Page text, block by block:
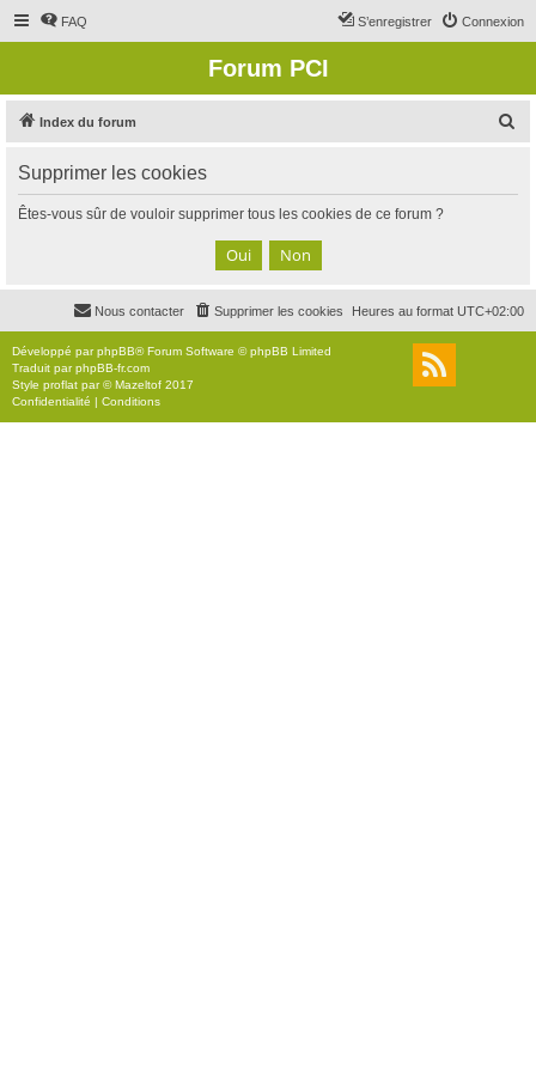
FAQ Connexion
S’enregistrer
Forum PCI
Index du forum
c
Supprimer les cookies
Êtes-vous sûr de vouloir supprimer tous les cookies de ce forum ?
Heures au format UTC+02:00
Supprimer les cookies
Nous contacter
Développé parphpBB® Forum Software © phpBB Limited
Traduit parphpBB-fr.com
Style proflat par ©Mazeltof 2017
Confidentialité | Conditions